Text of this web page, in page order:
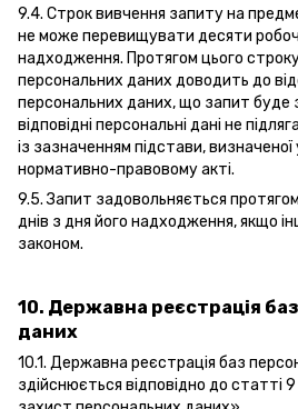
9.4. Строк вивчення запиту на
не може перевищувати десяти
надходження. Протягом цього
персональних даних доводить до
персональних даних, що запит буде
відповідні персональні дані не
із зазначенням підстави, визначеної
нормативно-правовому акті.
9.5. Запит задовольняється
днів з дня його надходження, якщо
законом.
10. Державна реєстрація
даних
10.1. Державна реєстрація баз
здійснюється відповідно до статті